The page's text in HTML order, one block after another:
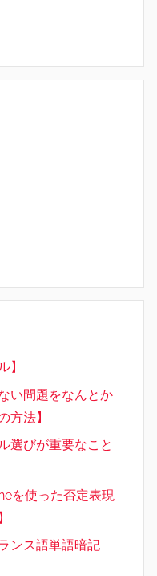
】
い問題をなんとか
方法】
選びが重要なこと
を使った否定表現
ンス語単語暗記